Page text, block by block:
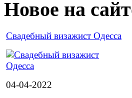
Новое на
Cвадебный визажист Одесса
04-04-2022